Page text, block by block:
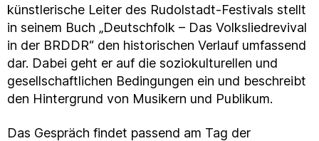
künstlerische Leiter des Rudolstadt-Festivals stellt
in seinem Buch „Deutschfolk – Das Volksliedrevival
in der BRDDR“ den historischen Verlauf umfassend
dar. Dabei geht er auf die soziokulturellen und
gesellschaftlichen Bedingungen ein und beschreibt
den Hintergrund von Musikern und Publikum.
Das Gespräch findet passend am Tag der